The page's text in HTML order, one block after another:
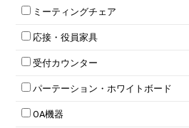
上下連結キャビネット
軽量ラック（スチールラック）
収納家具その他
両開書庫
ラテラル書庫
3人用ロッカー
5人用ロッカー
8人用ロッカー
多人数ロッカー
ダイヤル錠ロッカー
スタッキングテーブル
ネスティングテーブル
カウンターテーブル
T字脚テーブル
会議テーブルW1200～
ミーティングチェア
キャスター付きミーティングチェア
スタッキングミーティングチェア
テーブル付きミーティングチェア
折りたたみミーティングチェア
ハイチェア
応接・役員家具
応接セット
応接ソファ
応接チェア
応接・役員家具その他
受付カウンター
ローカウンター
ラウンジカウンター
パーテーション・ホワイトボード
パーテーション
自立タイプパーテーション
OA機器